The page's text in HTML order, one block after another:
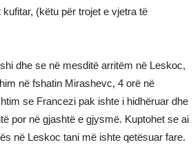
(këtu për trojet e vjetra të
dhe se në mesditë arritëm në Leskoc,
në fshatin Mirashevc, 4 orë në
se Francezi pak ishte i hidhëruar dhe
por në gjashtë e gjysmë. Kuptohet se ai
në Leskoc tani më ishte qetësuar fare.